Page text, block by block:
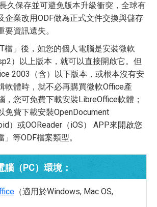
久保存並可避免版本升級衝突，全球有
企業改用ODF做為正式文件交換與儲存
資訊遺失。
檔」後，如您的個人電腦是安裝微軟
）以上版本，就可以直接開啟它。但
2003（含）以下版本，或根本沒有安
軟體時，就不必再購買微軟Office產
，您可免費下載安裝LibreOffice軟體；
免費下載安裝OpenDocument
）或OOReader（iOS） APP來開啟您
」等ODF檔案類型。
腦（PC）環境：
（適用於Windows, Mac OS,